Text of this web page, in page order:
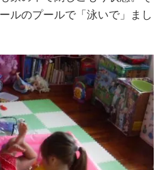
ルのプールで「泳いで」まし